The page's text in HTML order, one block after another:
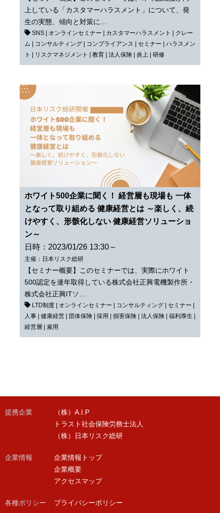
上している「カスタマーハラスメント」について、発
生の実態、傾向と対策に…
SNS | オンラインセミナー | カスタマーハラスメント | クレー
ム | コンサルティング | コンプライアンス | セミナー | ハラスメン
ト | リスクマネジメント | 教育 | 法人保険 | 炎上 | 研修
ホワイト500企業に聞く！ 経営層も現場も 一体
となって取り組める 健康経営とは ～楽しく、続
けやすく、形骸化しない 健康経営ソリューショ
ン～
日時：2023/01/26 13:30～
主催：日本リスク総研
【セミナー概要】このセミナーでは、実際にホワイト
500認定を連年取得している株式会社正興電機製作所・
株式会社正興ITソ…
LTD制度 | オンラインセミナー | コンサルティング | セミナー |
人事 | 健康経営 | 団体保険 | 採用 | 損害保険 | 法人保険 | 福利厚生 |
経営層 | 雇用
提携企業
（株）A.I.P
トラスト社会保険労務士法人
（株）日本リスク総研
企業情報
企業情報トップ
企業概要
アクセスマップ
各種ポリシー プライバシーポリシー